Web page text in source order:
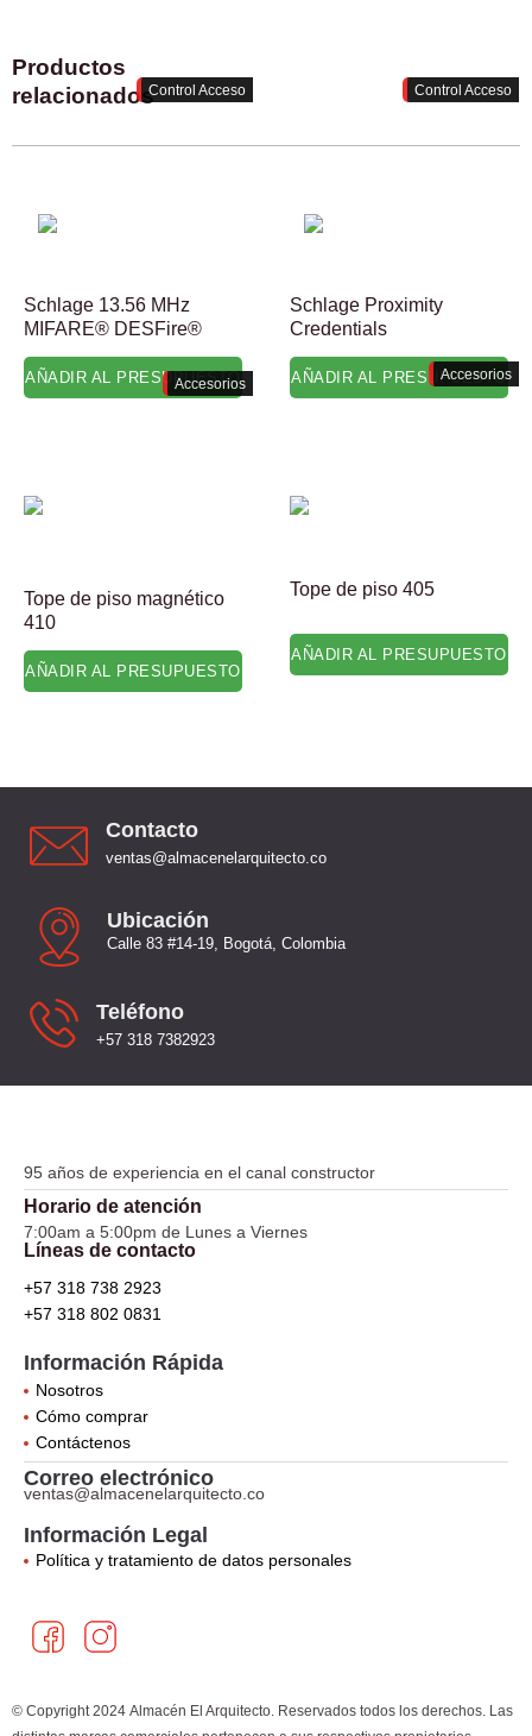
Productos
relacionados
Schlage 13.56 MHz
MIFARE® DESFire®
Control Acceso
AÑADIR AL PRESUPUESTO
Schlage Proximity
Credentials
Control Acceso
AÑADIR AL PRESUPUESTO
Tope de piso magnético
410
Accesorios
AÑADIR AL PRESUPUESTO
Tope de piso 405
Accesorios
AÑADIR AL PRESUPUESTO
Contacto
ventas@almacenelarquitecto.co
Ubicación
Calle 83 #14-19, Bogotá, Colombia
Teléfono
+57 318 7382923
95 años de experiencia en el canal constructor
Horario de atención
7:00am a 5:00pm de Lunes a Viernes
Líneas de contacto
+57 318 738 2923
+57 318 802 0831
Información Rápida
Nosotros
Cómo comprar
Contáctenos
Correo electrónico
ventas@almacenelarquitecto.co
Información Legal
Política y tratamiento de datos personales
a
c
b
n
s
a
© Copyright 2024 Almacén El Arquitecto. Reservados todos los derechos. Las